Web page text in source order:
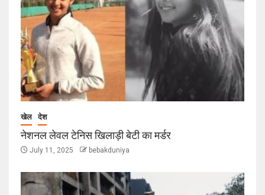
खेल देश
नेशनल लेवल टेनिस खिलाड़ी बेटी का मर्डर
July 11, 2025 bebakduniya